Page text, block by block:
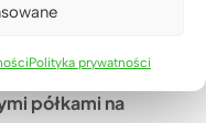
Polityka prywatności
półkami na